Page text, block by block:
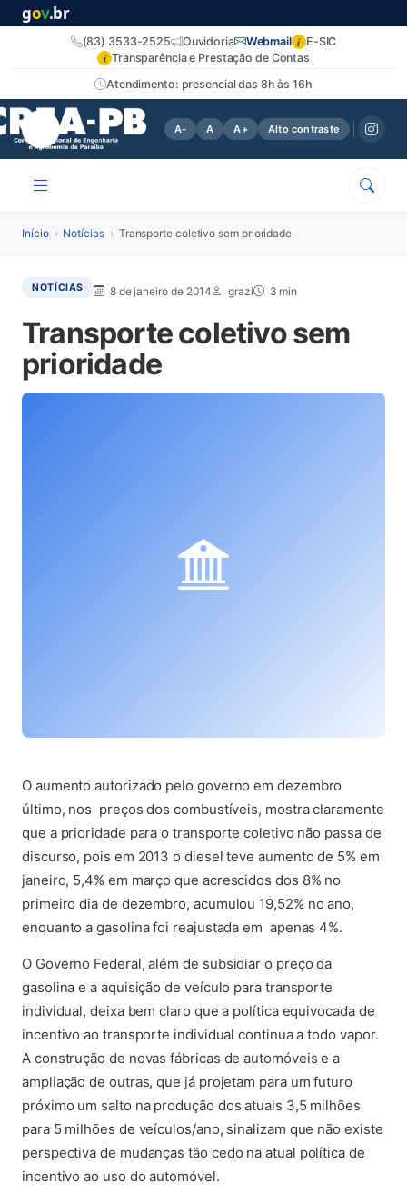
gov.br
Atendimento: presencial das 8h às 16h
(83) 3533-2525 Ouvidoria Webmail i E-SIC
i Transparência e Prestação de Contas
A- A A+ Alto contraste
Início › Notícias › Transporte coletivo sem prioridade
NOTÍCIAS 8 de janeiro de 2014 grazi 3 min
Transporte coletivo sem
prioridade
(abre em nova aba)
O aumento autorizado pelo governo em dezembro
último, nos preços dos combustíveis, mostra claramente
que a prioridade para o transporte coletivo não passa de
discurso, pois em 2013 o diesel teve aumento de 5% em
janeiro, 5,4% em março que acrescidos dos 8% no
primeiro dia de dezembro, acumulou 19,52% no ano,
enquanto a gasolina foi reajustada em apenas 4%.
O Governo Federal, além de subsidiar o preço da
gasolina e a aquisição de veículo para transporte
individual, deixa bem claro que a política equivocada de
incentivo ao transporte individual continua a todo vapor.
A construção de novas fábricas de automóveis e a
ampliação de outras, que já projetam para um futuro
próximo um salto na produção dos atuais 3,5 milhões
para 5 milhões de veículos/ano, sinalizam que não existe
perspectiva de mudanças tão cedo na atual política de
incentivo ao uso do automóvel.